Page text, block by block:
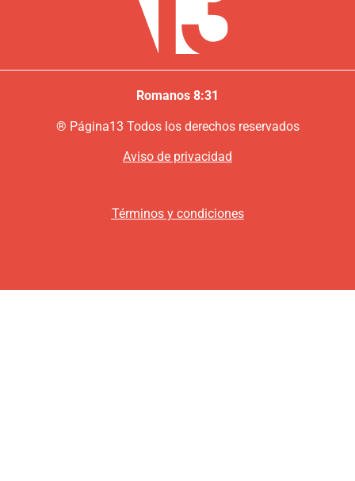
Romanos 8:31
® Página13 Todos los derechos reservados
Aviso de privacidad
Términos y condiciones